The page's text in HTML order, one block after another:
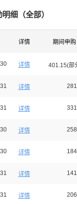
明细（全部）
详情 期间申购
详情 401.15(部
详情
详情
详情
详情
详情
详情